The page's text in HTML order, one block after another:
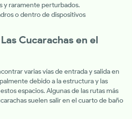
y raramente perturbados.
o dentro de dispositivos
Cucarachas en el
varias vías de entrada y salida en
debido a la estructura y las
espacios. Algunas de las rutas más
suelen salir en el cuarto de baño